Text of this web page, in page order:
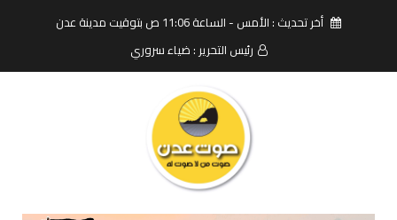
أخر تحديث : الأمس - الساعة 11:06 ص بتوقيت مدينة عدن
رئيس التحرير : ضياء سروري